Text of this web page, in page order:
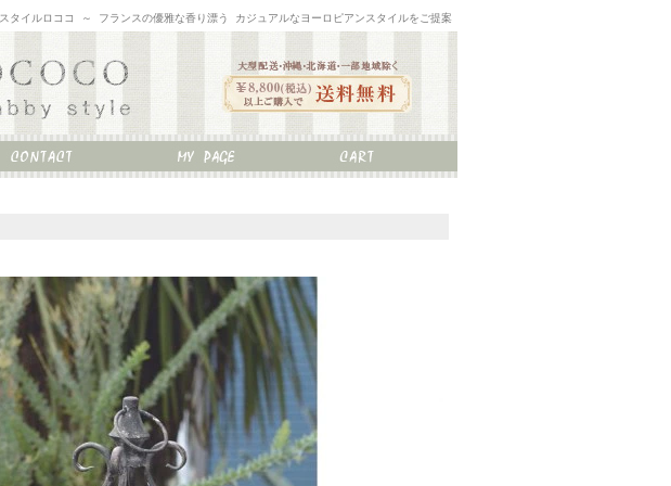
スタイルロココ ～ フランスの優雅な香り漂う カジュアルなヨーロピアンスタイルをご提案